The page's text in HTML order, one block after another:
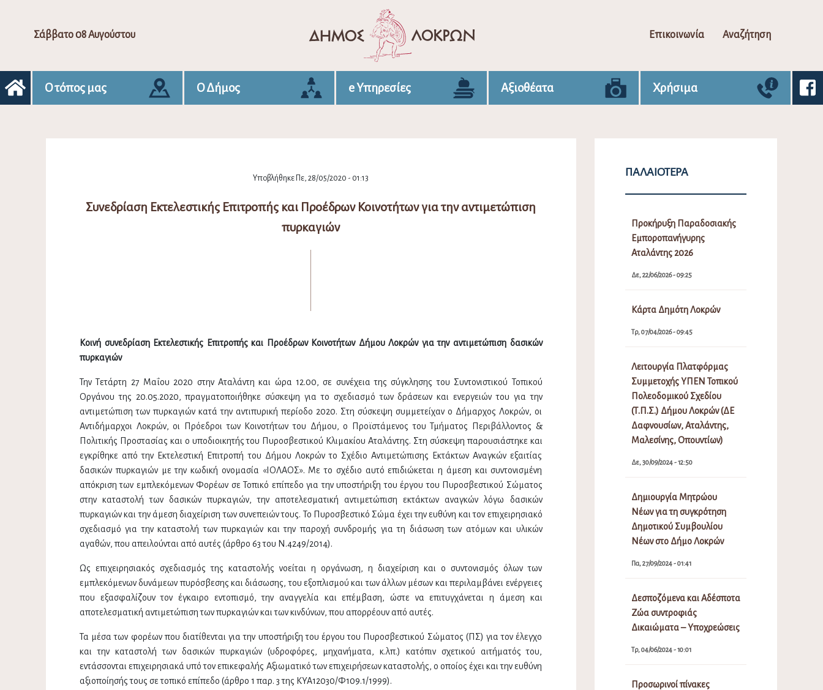
Σάββατο 08 Αυγούστου Επικοινωνία Αναζήτηση
Ο τόπος μας Ο Δήμος e Υπηρεσίες Αξιοθέατα Χρήσιμα
Υποβλήθηκε Πε, 28/05/2020 - 01:13
Συνεδρίαση Εκτελεστικής Επιτροπής και Προέδρων Κοινοτήτων για την αντιμετώπιση
πυρκαγιών
Κοινή συνεδρίαση Εκτελεστικής Επιτροπής και Προέδρων Κοινοτήτων Δήμου Λοκρών για την αντιμετώπιση δασικών
πυρκαγιών
Την Τετάρτη 27 Μαΐου 2020 στην Αταλάντη και ώρα 12.00, σε συνέχεια της σύγκλησης του Συντονιστικού Τοπικού
Οργάνου της 20.05.2020, πραγματοποιήθηκε σύσκεψη για το σχεδιασμό των δράσεων και ενεργειών του για την
αντιμετώπιση των πυρκαγιών κατά την αντιπυρική περίοδο 2020. Στη σύσκεψη συμμετείχαν ο Δήμαρχος Λοκρών, οι
Αντιδήμαρχοι Λοκρών, οι Πρόεδροι των Κοινοτήτων του Δήμου, ο Προϊστάμενος του Τμήματος Περιβάλλοντος &
Πολιτικής Προστασίας και ο υποδιοικητής του Πυροσβεστικού Κλιμακίου Αταλάντης. Στη σύσκεψη παρουσιάστηκε και
εγκρίθηκε από την Εκτελεστική Επιτροπή του Δήμου Λοκρών το Σχέδιο Αντιμετώπισης Εκτάκτων Αναγκών εξαιτίας
δασικών πυρκαγιών με την κωδική ονομασία «ΙΟΛΑΟΣ». Με το σχέδιο αυτό επιδιώκεται η άμεση και συντονισμένη
απόκριση των εμπλεκόμενων Φορέων σε Τοπικό επίπεδο για την υποστήριξη του έργου του Πυροσβεστικού Σώματος
στην καταστολή των δασικών πυρκαγιών, την αποτελεσματική αντιμετώπιση εκτάκτων αναγκών λόγω δασικών
πυρκαγιών και την άμεση διαχείριση των συνεπειών τους. Το Πυροσβεστικό Σώμα έχει την ευθύνη και τον επιχειρησιακό
σχεδιασμό για την καταστολή των πυρκαγιών και την παροχή συνδρομής για τη διάσωση των ατόμων και υλικών
αγαθών, που απειλούνται από αυτές (άρθρο 63 του Ν.4249/2014).
Ως επιχειρησιακός σχεδιασμός της καταστολής νοείται η οργάνωση, η διαχείριση και ο συντονισμός όλων των
εμπλεκόμενων δυνάμεων πυρόσβεσης και διάσωσης, του εξοπλισμού και των άλλων μέσων και περιλαμβάνει ενέργειες
που εξασφαλίζουν τον έγκαιρο εντοπισμό, την αναγγελία και επέμβαση, ώστε να επιτυγχάνεται η άμεση και
αποτελεσματική αντιμετώπιση των πυρκαγιών και των κινδύνων, που απορρέουν από αυτές.
Τα μέσα των φορέων που διατίθενται για την υποστήριξη του έργου του Πυροσβεστικού Σώματος (ΠΣ) για τον έλεγχο
και την καταστολή των δασικών πυρκαγιών (υδροφόρες, μηχανήματα, κ.λπ.) κατόπιν σχετικού αιτήματός του,
εντάσσονται επιχειρησιακά υπό τον επικεφαλής Αξιωματικό των επιχειρήσεων καταστολής, ο οποίος έχει και την ευθύνη
αξιοποίησής τους σε τοπικό επίπεδο (άρθρο 1 παρ. 3 της ΚΥΑ12030/Φ109.1/1999).
ΠΑΛΑΙΌΤΕΡΑ
Προκήρυξη Παραδοσιακής
Εμποροπανήγυρης
Αταλάντης 2026
Δε, 22/06/2026 - 09:25
Κάρτα Δημότη Λοκρών
Τρ, 07/04/2026 - 09:45
Λειτουργία Πλατφόρμας
Συμμετοχής ΥΠΕΝ Τοπικού
Πολεοδομικού Σχεδίου
(Τ.Π.Σ.) Δήμου Λοκρών (ΔΕ
Δαφνουσίων, Αταλάντης,
Μαλεσίνης, Οπουντίων)
Δε, 30/09/2024 - 12:50
Δημιουργία Μητρώου
Νέων για τη συγκρότηση
Δημοτικού Συμβουλίου
Νέων στο Δήμο Λοκρών
Πα, 27/09/2024 - 01:41
Δεσποζόμενα και Αδέσποτα
Ζώα συντροφιάς
Δικαιώματα – Υποχρεώσεις
Τρ, 04/06/2024 - 10:01
Προσωρινοί πίνακες